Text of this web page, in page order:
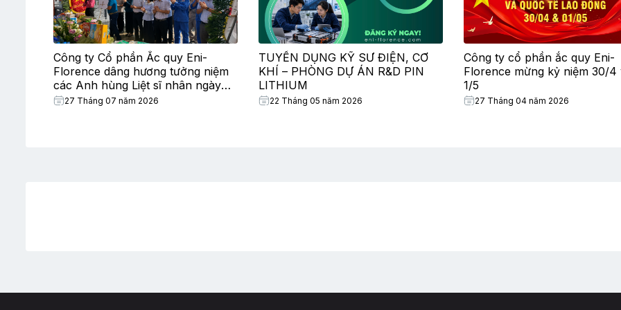
Công ty Cổ phần Ắc quy Eni-
Florence dâng hương tưởng niệm
các Anh hùng Liệt sĩ nhân ngày
Thương binh – Liệt sĩ
27 Tháng 07 năm 2026
TUYỂN DỤNG KỸ SƯ ĐIỆN, CƠ
KHÍ – PHÒNG DỰ ÁN R&D PIN
LITHIUM
22 Tháng 05 năm 2026
Công ty cổ phần ắc quy Eni-
Florence mừng kỷ niệm 30/4
1/5
27 Tháng 04 năm 2026